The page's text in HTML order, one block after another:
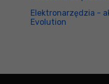
Elektronarzędzia -
Evolution